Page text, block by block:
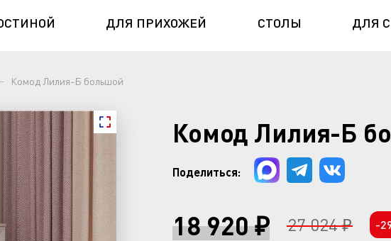
ДЛЯ ПРИХОЖЕЙ СТОЛЫ ДЛЯ
Комод Лилия-Б большой
Комод Лилия-Б
Поделиться:
18 920 ₽ 27 024 ₽ -